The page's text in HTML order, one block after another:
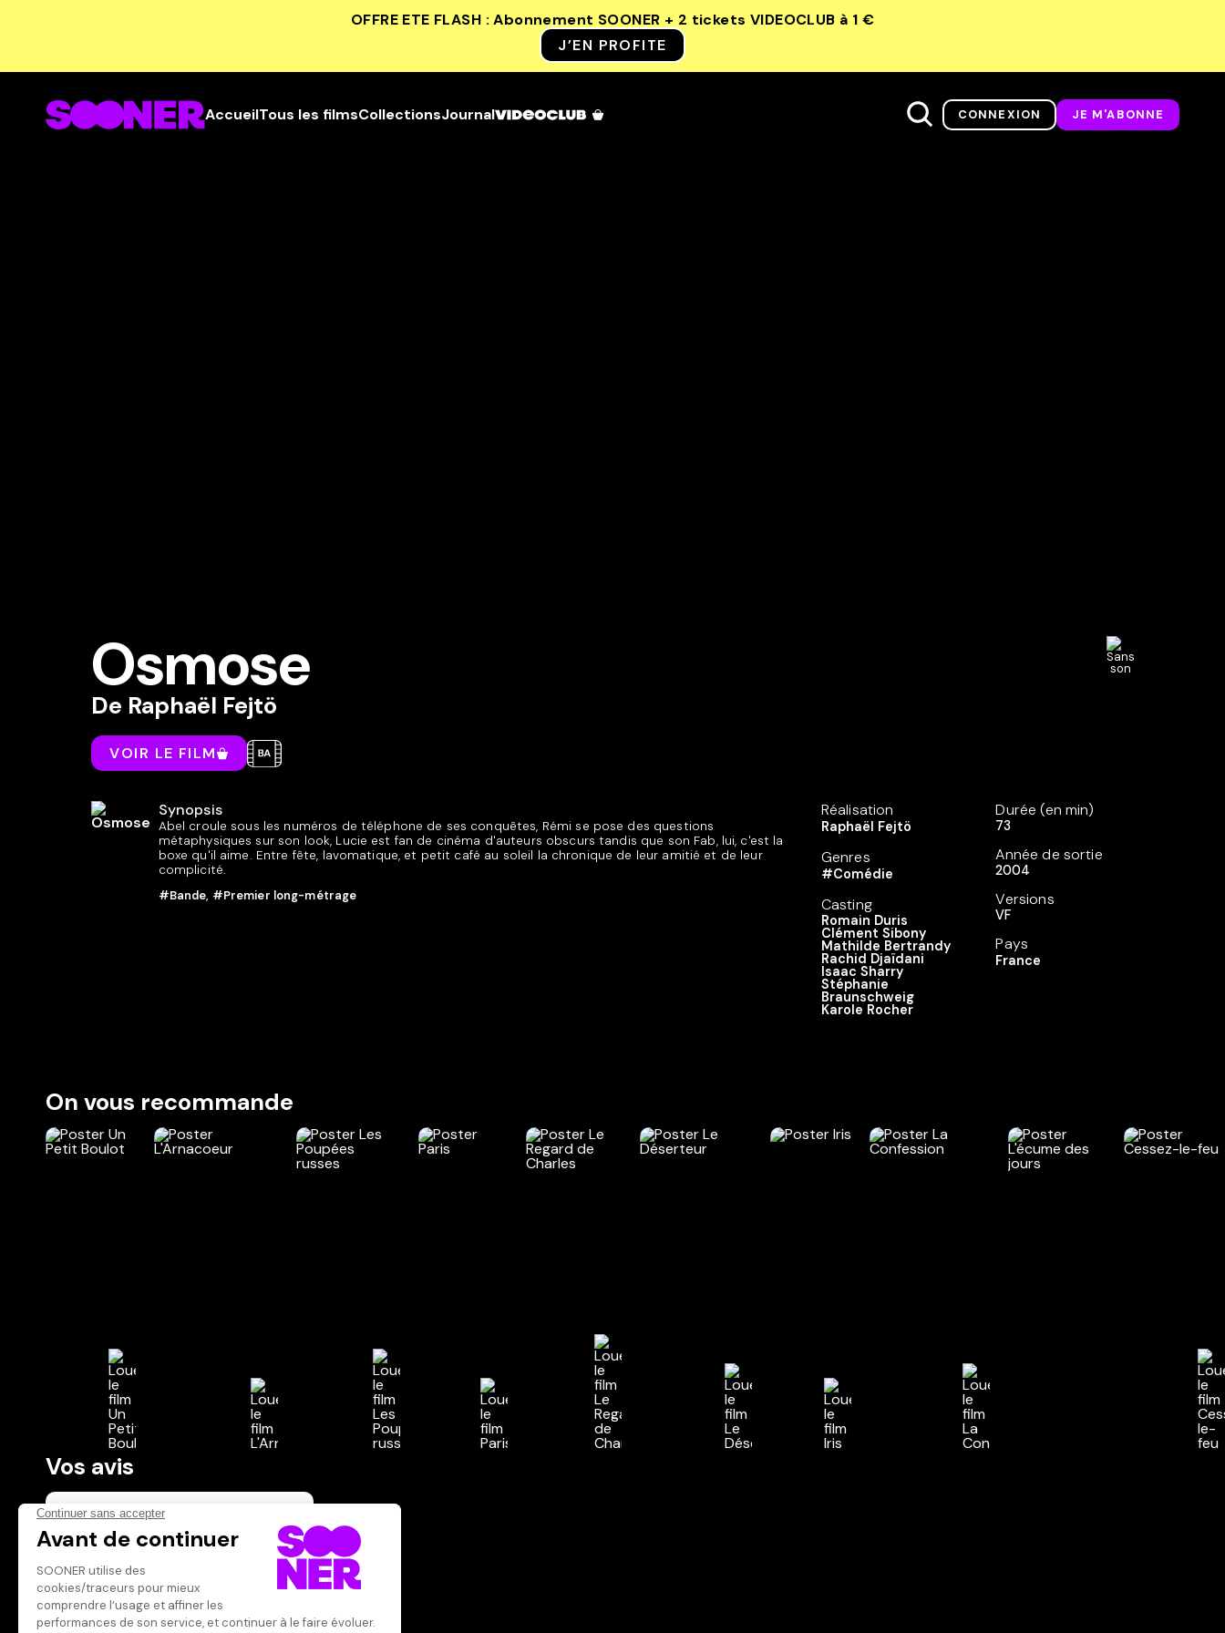
OFFRE ETE FLASH : Abonnement SOONER + 2 tickets VIDEOCLUB à 1 €
J’EN PROFITE
AccueilTous les filmsCollectionsJournal CONNEXION JE M'ABONNE
Osmose
De Raphaël Fejtö
VOIR LE FILM
Synopsis
Abel croule sous les numéros de téléphone de ses conquêtes, Rémi se pose des questions
métaphysiques sur son look, Lucie est fan de cinéma d'auteurs obscurs tandis que son Fab, lui, c'est la
boxe qu'il aime. Entre fête, lavomatique, et petit café au soleil la chronique de leur amitié et de leur
complicité.
#Bande, #Premier long-métrage
Réalisation
Raphaël Fejtö
Genres
#Comédie
Casting
Romain Duris
Clément Sibony
Mathilde Bertrandy
Rachid Djaïdani
Isaac Sharry
Stéphanie
Braunschweig
Karole Rocher
Durée (en min)
73
Année de sortie
2004
Versions
VF
Pays
France
On vous recommande
Vos avis
Donnez votre avis
Votre note
Votre commentaire
Il faut vous connecter pour
publier un avis